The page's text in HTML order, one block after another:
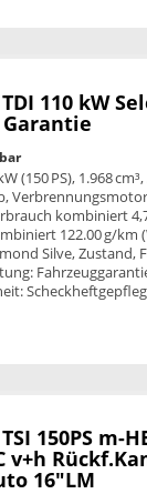
110 kW
Garantie
(150 PS), 1.968
Verbrennungsmotor
kombiniert 4,7
122.00 g/km
Silve, Zustand,
150PS m-
v+h
16"LM